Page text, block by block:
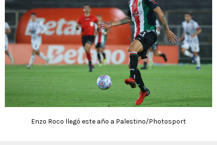
Enzo Roco llegó este año a Palestino/Photosport